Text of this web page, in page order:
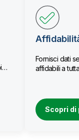
Fornisci dati
affidabili a
Scopri di